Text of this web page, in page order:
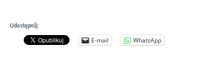
Udostępnij:
E-mail WhatsApp